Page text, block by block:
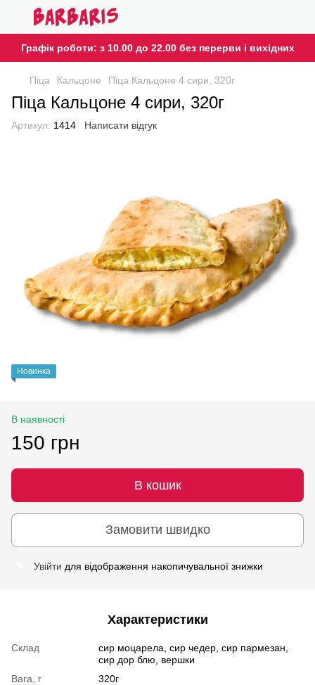
Графік роботи: з 10.00 до 22.00 без перерви і вихідних
Піца Кальцоне Піца Кальцоне 4 сири, 320г
Піца Кальцоне 4 сири, 320г
Артикул: 1414 Написати відгук
Новинка
В наявності
150 грн
В кошик
Замовити швидко
Увійти для відображення накопичувальної знижки
Характеристики
Склад
сир моцарела, сир чедер, сир пармезан,
сир дор блю, вершки
Вага, г
320г